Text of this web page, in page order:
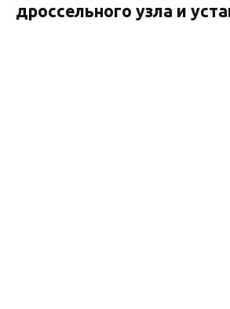
дроссельного узла и